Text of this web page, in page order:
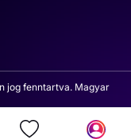
jog fenntartva. Magyar